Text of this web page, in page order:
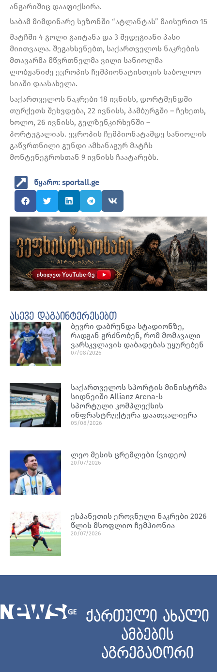
ანგარიშიც დააფიქსირა.
საბამ მიმდინარე სეზონში “ატლანტას” მაისურით 15
მატჩში 4 გოლი გაიტანა და 3 შედეგიანი პასი
მიითვალა. შეგახსენებთ, საქართველოს ნაკრების
მთავარმა მწვრთნელმა ვილი სანიოლმა
ლობჟანიძე ევროპის ჩემპიონატისთვის საბოლოო
სიაში დაასახელა.
საქართველოს ნაკრები 18 ივნისს, დორტმუნდში
თურქეთს შეხვდება, 22 ივნისს, ჰამბურგში – ჩეხეთს,
ხოლო, 26 ივნისს, გელზენკირხენში –
პორტუგალიას. ევროპის ჩემპიონატამდე სანიოლის
გაწვრთნილი გუნდი ამხანაგურ მატჩს
მონტენეგროსთან 9 ივნისს ჩაატარებს.
წყარო: sportall.ge
ასევე დაგაინტერესებთ
ბევრი დაბრუნდა სტადიონზე,
რადგან გრძნობენ, რომ მომავალი
ვარსკვლავის დაბადებას უყურებენ
07/08/2026
საქართველოს სპორტის მინისტრმა
სიდნეიში Allianz Arena-ს
სპორტული კომპლექსის
ინფრასტრუქტურა დაათვალიერა
05/08/2026
ლეო მესის ცრემლები (ვიდეო)
20/07/2026
ესპანეთის ეროვნული ნაკრები 2026
წლის მსოფლიო ჩემპიონია
20/07/2026
ქართული ახალი
ამბების
აგრეგატორი